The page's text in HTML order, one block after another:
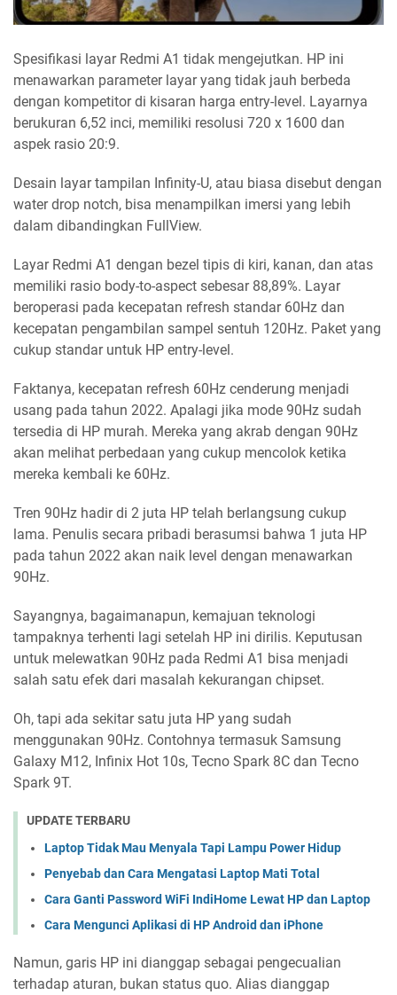
Spesifikasi layar Redmi A1 tidak mengejutkan. HP ini
menawarkan parameter layar yang tidak jauh berbeda
dengan kompetitor di kisaran harga entry-level. Layarnya
berukuran 6,52 inci, memiliki resolusi 720 x 1600 dan
aspek rasio 20:9.
Desain layar tampilan Infinity-U, atau biasa disebut dengan
water drop notch, bisa menampilkan imersi yang lebih
dalam dibandingkan FullView.
Layar Redmi A1 dengan bezel tipis di kiri, kanan, dan atas
memiliki rasio body-to-aspect sebesar 88,89%. Layar
beroperasi pada kecepatan refresh standar 60Hz dan
kecepatan pengambilan sampel sentuh 120Hz. Paket yang
cukup standar untuk HP entry-level.
Faktanya, kecepatan refresh 60Hz cenderung menjadi
usang pada tahun 2022. Apalagi jika mode 90Hz sudah
tersedia di HP murah. Mereka yang akrab dengan 90Hz
akan melihat perbedaan yang cukup mencolok ketika
mereka kembali ke 60Hz.
Tren 90Hz hadir di 2 juta HP telah berlangsung cukup
lama. Penulis secara pribadi berasumsi bahwa 1 juta HP
pada tahun 2022 akan naik level dengan menawarkan
90Hz.
Sayangnya, bagaimanapun, kemajuan teknologi
tampaknya terhenti lagi setelah HP ini dirilis. Keputusan
untuk melewatkan 90Hz pada Redmi A1 bisa menjadi
salah satu efek dari masalah kekurangan chipset.
Oh, tapi ada sekitar satu juta HP yang sudah
menggunakan 90Hz. Contohnya termasuk Samsung
Galaxy M12, Infinix Hot 10s, Tecno Spark 8C dan Tecno
Spark 9T.
UPDATE TERBARU
Laptop Tidak Mau Menyala Tapi Lampu Power Hidup
Penyebab dan Cara Mengatasi Laptop Mati Total
Cara Ganti Password WiFi IndiHome Lewat HP dan Laptop
Cara Mengunci Aplikasi di HP Android dan iPhone
Namun, garis HP ini dianggap sebagai pengecualian
terhadap aturan, bukan status quo. Alias ​​​​dianggap